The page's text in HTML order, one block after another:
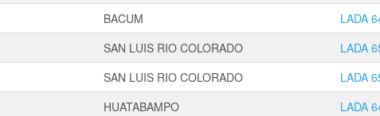
BACUM
LADA
SAN LUIS RIO COLORADO
LADA
SAN LUIS RIO COLORADO
LADA
HUATABAMPO
LADA